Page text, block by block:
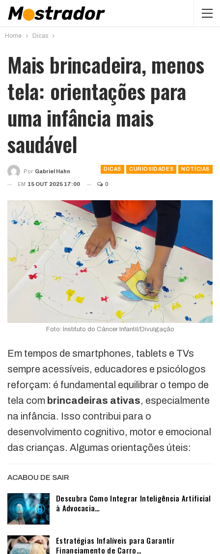
Home Dicas
Mais brincadeira, menos
tela: orientações para
uma infância mais
saudável
DICAS CURIOSIDADES NOTÍCIAS
Por Gabriel Hahn
EM 15 OUT 2025 17:00 0
Foto: Instituto do Câncer Infantil/Divulgação
Em tempos de smartphones, tablets e TVs
sempre acessíveis, educadores e psicólogos
reforçam: é fundamental equilibrar o tempo de
tela com brincadeiras ativas, especialmente
na infância. Isso contribui para o
desenvolvimento cognitivo, motor e emocional
das crianças. Algumas orientações úteis:
ACABOU DE SAIR
Descubra Como Integrar Inteligência Artificial
à Advocacia…
Estratégias Infalíveis para Garantir
Financiamento de Carro…